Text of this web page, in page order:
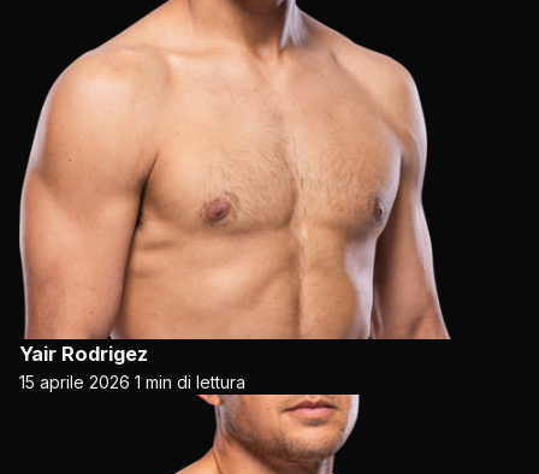
Yair Rodrigez
15 aprile 2026 1 min di lettura